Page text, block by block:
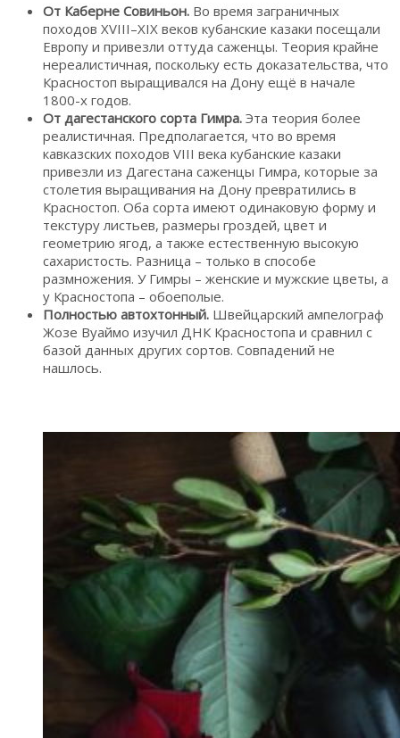
От Каберне Совиньон. Во время заграничных
походов XVIII–XIX веков кубанские казаки посещали
Европу и привезли оттуда саженцы. Теория крайне
нереалистичная, поскольку есть доказательства, что
Красностоп выращивался на Дону ещё в начале
1800-х годов.
От дагестанского сорта Гимра. Эта теория более
реалистичная. Предполагается, что во время
кавказских походов VIII века кубанские казаки
привезли из Дагестана саженцы Гимра, которые за
столетия выращивания на Дону превратились в
Красностоп. Оба сорта имеют одинаковую форму и
текстуру листьев, размеры гроздей, цвет и
геометрию ягод, а также естественную высокую
сахаристость. Разница – только в способе
размножения. У Гимры – женские и мужские цветы, а
у Красностопа – обоеполые.
Полностью автохтонный. Швейцарский ампелограф
Жозе Вуаймо изучил ДНК Красностопа и сравнил с
базой данных других сортов. Совпадений не
нашлось.